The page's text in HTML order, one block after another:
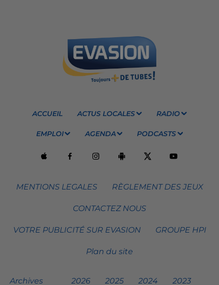
ACCUEIL ACTUS LOCALES RADIO
EMPLOI AGENDA PODCASTS
MENTIONS LEGALES RÈGLEMENT DES JEUX
CONTACTEZ NOUS
VOTRE PUBLICITÉ SUR EVASION GROUPE HPI
Plan du site
Archives 2026 2025 2024 2023